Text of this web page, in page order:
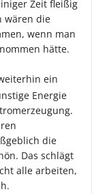
Zeit fleißig
wären die
wenn man
hätte.
ein
Energie
die
Das schlägt
alle arbeiten,